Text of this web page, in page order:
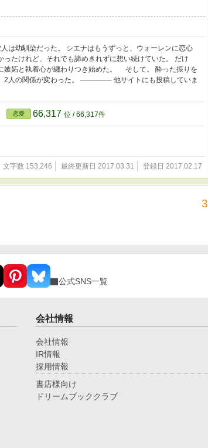
は幼馴染だった。 シエナはもうずっと、ウォーレンに恋心
たけれど、それでも諦めきれずに想い続けていた。 だけ
嫉妬と執着心が纏わりつき始めた。 そして。 酔った振りを
2人の関係が変わった。 ────── 他サイトにも投稿していま
恋愛 66,317 位 / 66,317件
文字数 153,246 最終更新日 2017.03.31 登録日 2017.02.17
3
公式SNS一覧
会社情報
会社情報
IR情報
採用情報
書店様向け
ドリームブッククラブ